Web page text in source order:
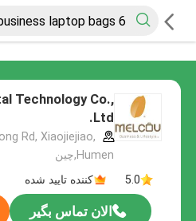
Technology Co.,
Ltd.
Rd, Xiaojiejiao,
Humen,چین
5.0
کننده تایید شده
الان تماس بگیر